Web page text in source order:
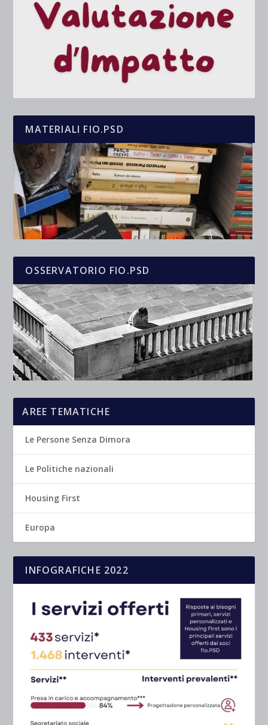
MATERIALI FIO.PSD
OSSERVATORIO FIO.PSD
AREE TEMATICHE
Le Persone Senza Dimora
Le Politiche nazionali
Housing First
Europa
INFOGRAFICHE 2022